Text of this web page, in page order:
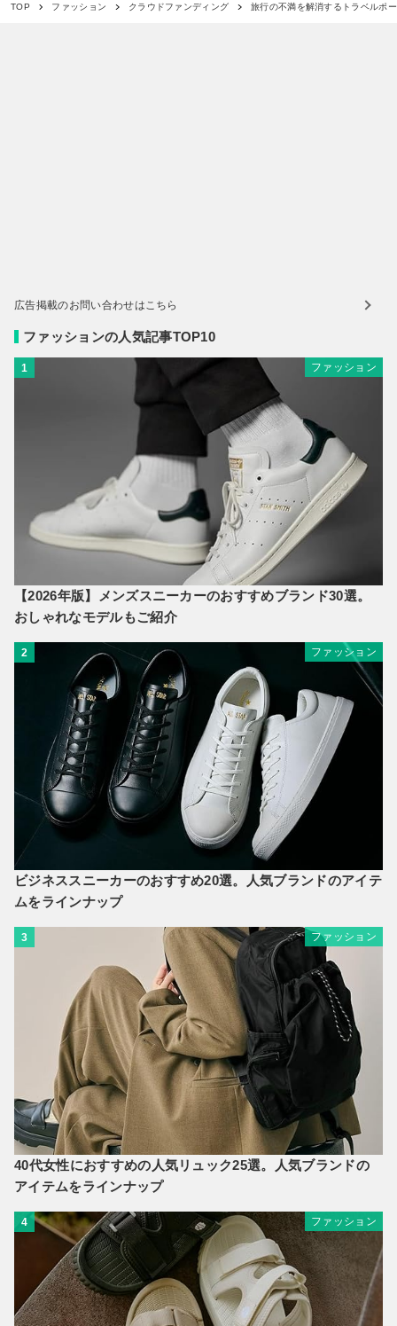
TOP ファッション クラウドファンディング 旅行の不満を解消するトラベルポ
広告掲載のお問い合わせはこちら
ファッションの人気記事TOP10
1 ファッション
【2026年版】メンズスニーカーのおすすめブランド30選。
おしゃれなモデルもご紹介
2 ファッション
ビジネススニーカーのおすすめ20選。人気ブランドのアイテ
ムをラインナップ
3 ファッション
40代女性におすすめの人気リュック25選。人気ブランドの
アイテムをラインナップ
4 ファッション